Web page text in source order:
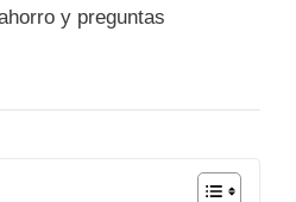
y preguntas